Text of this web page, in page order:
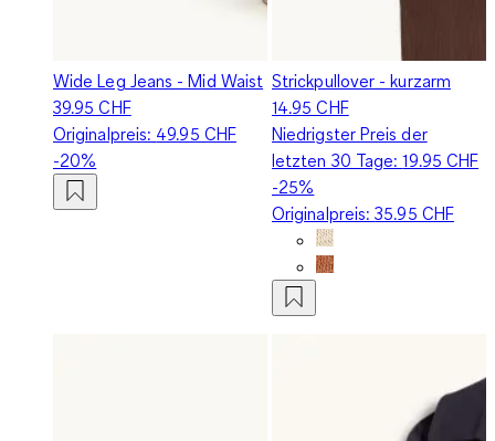
Wide Leg Jeans - Mid Waist
39.95 CHF
Originalpreis: 49.95 CHF
-20%
Strickpullover - kurzarm
14.95 CHF
Niedrigster Preis der
letzten 30 Tage:19.95 CHF
-25%
Originalpreis:35.95 CHF